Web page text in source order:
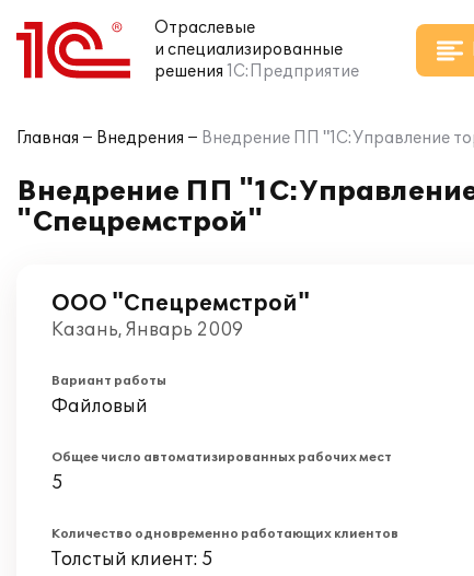
Отраслевые
и специализированные
решения 1С:Предприятие
Главная Внедрения Внедрение ПП "1C:Управление
Внедрение ПП
"Спецремстрой"
ООО "Спецремстрой"
Казань, Январь 2009
Вариант работы
Файловый
Общее число автоматизированных рабочих мест
5
Количество одновременно работающих клиентов
Толстый клиент: 5